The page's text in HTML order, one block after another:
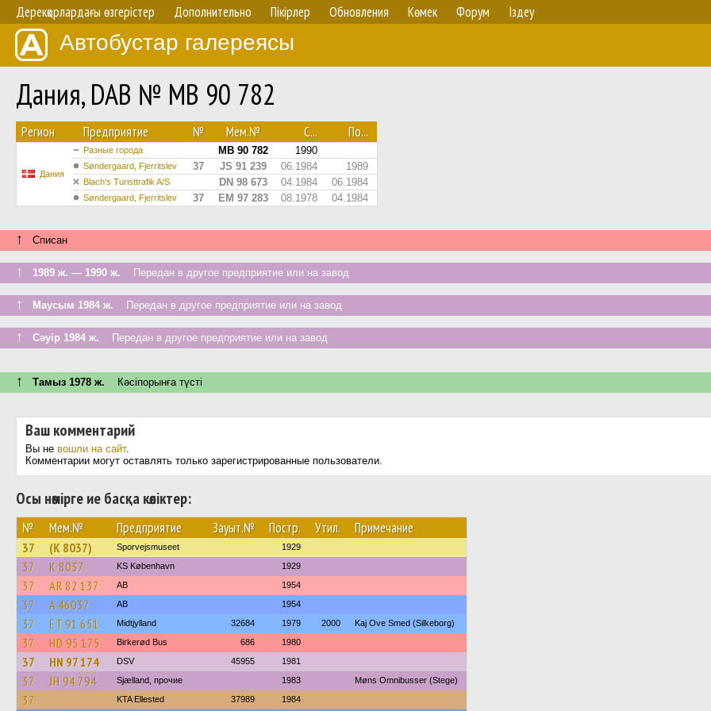
Дерекқорлардағы өзгерістер Дополнительно Пікірлер Обновления Көмек Форум Іздеу
Автобустар галереясы
Дания, DAB № MB 90 782
Регион Предприятие № Мем.№ С... По...
Дания
Разные города MB 90 782 1990
Søndergaard, Fjerritslev 37 JS 91 239 06.1984 1989
Blach's Turisttrafik A/S DN 98 673 04.1984 06.1984
Søndergaard, Fjerritslev 37 EM 97 283 08.1978 04.1984
↑ Списан
↑ 1989 ж. — 1990 ж. Передан в другое предприятие или на завод
↑ Маусым 1984 ж. Передан в другое предприятие или на завод
↑ Сәуір 1984 ж. Передан в другое предприятие или на завод
↑ Тамыз 1978 ж. Кәсіпорынға түсті
Ваш комментарий
Вы не вошли на сайт.
Комментарии могут оставлять только зарегистрированные пользователи.
Осы нөмірге ие басқа көліктер:
№ Мем.№ Предприятие Зауыт.№ Постр. Утил. Примечание
37 (K 8037) Sporvejsmuseet 1929
37 K 8037 KS København 1929
37 AR 82 137 AB 1954
37 A 46037 AB 1954
37 ET 91 651 Midtjylland 32684 1979 2000 Kaj Ove Smed (Silkeborg)
37 HD 95 175 Birkerød Bus 686 1980
37 HN 97 174 DSV 45955 1981
37 JH 94 794 Sjælland, прочие 1983 Møns Omnibusser (Stege)
37 KTA Ellested 37989 1984